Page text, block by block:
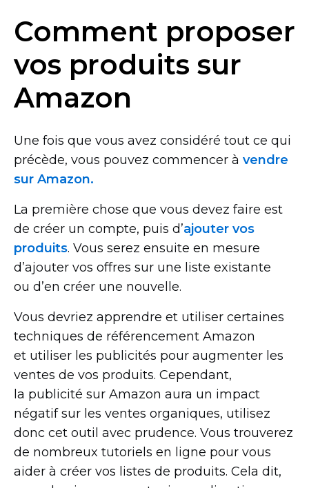
Comment proposer
vos produits sur
Amazon
Une fois que vous avez considéré tout ce qui
précède, vous pouvez commencer à vendre
sur Amazon.
La première chose que vous devez faire est
de créer un compte, puis d’ajouter vos
produits. Vous serez ensuite en mesure
d’ajouter vos offres sur une liste existante
ou d’en créer une nouvelle.
Vous devriez apprendre et utiliser certaines
techniques de référencement Amazon
et utiliser les publicités pour augmenter les
ventes de vos produits. Cependant,
la publicité sur Amazon aura un impact
négatif sur les ventes organiques, utilisez
donc cet outil avec prudence. Vous trouverez
de nombreux tutoriels en ligne pour vous
aider à créer vos listes de produits. Cela dit,